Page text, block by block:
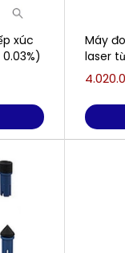
xúc
0.03%)
Máy
laser